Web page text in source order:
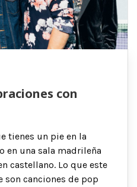
con
tienes un pie en la
en una sala madrileña
castellano. Lo que este
son canciones de pop